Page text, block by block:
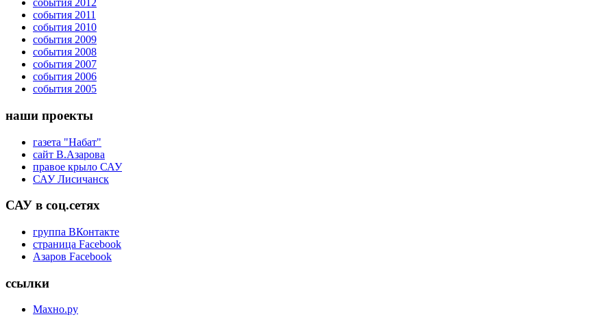
события 2012
события 2011
события 2010
события 2009
события 2008
события 2007
события 2006
события 2005
наши проекты
газета "Набат"
сайт В.Азарова
правое крыло САУ
САУ Лисичанск
САУ в соц.сетях
группа ВКонтакте
страница Facebook
Азаров Facebook
ссылки
Махно.ру